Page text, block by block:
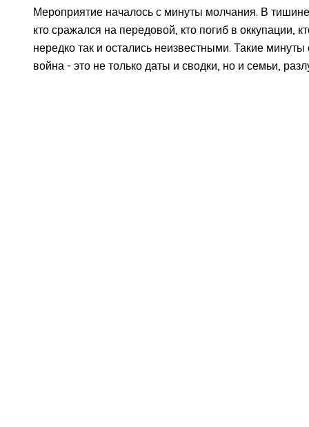
Мероприятие началось с минуты молчания. В
кто сражался на передовой, кто погиб в оккупации,
нередко так и остались неизвестными. Такие
война - это не только даты и сводки, но и семьи,